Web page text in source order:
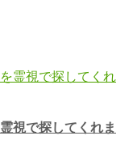
視で探してくれま